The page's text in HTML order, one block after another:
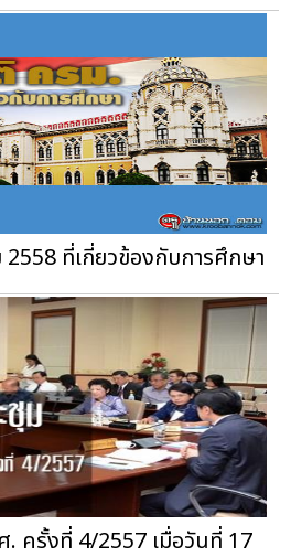
ที่เกี่ยวข้องกับการศึกษา
. ครั้งที่ 4/2557 เมื่อวันที่ 17